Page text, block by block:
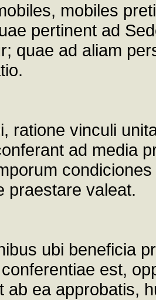
mobiles
pertinent ad
quae ad aliam
ratione vinculi
ad media
praestare valeat.
ubi beneficia
est,
ab ea approbatis,